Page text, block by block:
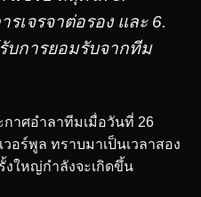
เจรจาต่อรอง และ 6.
บการยอมรับจากทีม
กาศอำลาทีมเมื่อวันที่ 26
อร์พูล ทราบมาเป็นเวลาสอง
งใหญ่กำลังจะเกิดขึ้น